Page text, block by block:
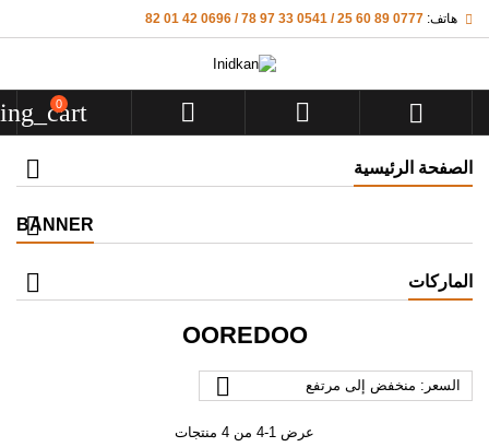
هاتف: 0777 89 60 25 / 0541 33 97 78 / 0696 42 01 82



0
الصفحة الرئيسية
BANNER
الماركات
OOREDOO
السعر: منخفض إلى مرتفع 
عرض 1-4 من 4 منتجات